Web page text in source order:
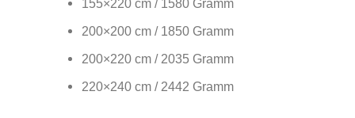
155×220 cm / 1580 Gramm
200×200 cm / 1850 Gramm
200×220 cm / 2035 Gramm
220×240 cm / 2442 Gramm